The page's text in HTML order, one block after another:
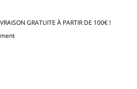
GRATUITE À PARTIR DE 100€ !